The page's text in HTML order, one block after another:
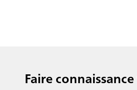
Faire connaissance